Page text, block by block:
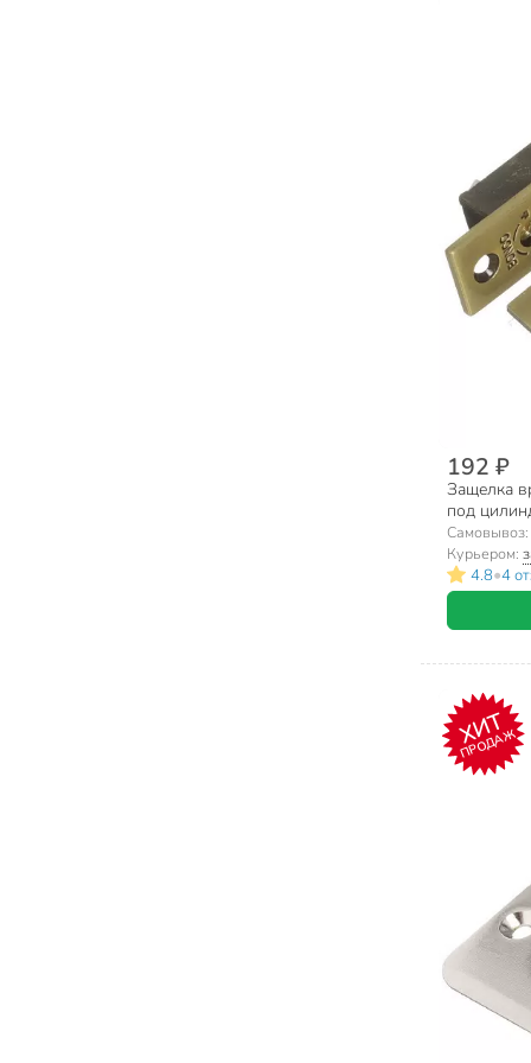
192 ₽
Защелка
под
Самовывоз:
Курьером:
4.8•4
ХИТ
ПРОДАЖ